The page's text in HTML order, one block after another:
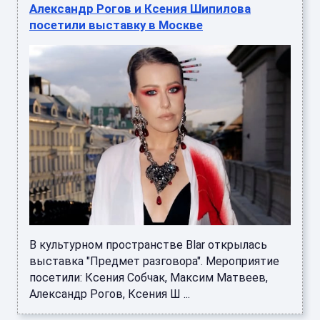
Александр Рогов и Ксения Шипилова
посетили выставку в Москве
В культурном пространстве Blar открылась
выставка "Предмет разговора". Мероприятие
посетили: Ксения Собчак, Максим Матвеев,
Александр Рогов, Ксения Ш ...